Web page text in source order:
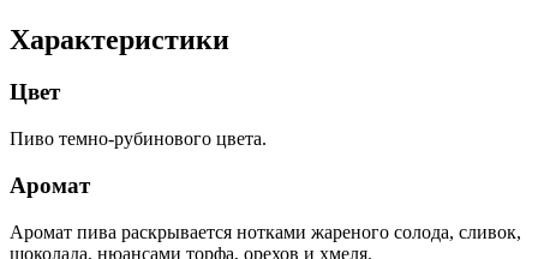
Характеристики
Цвет
Пиво темно-рубинового цвета.
Аромат
Аромат пива раскрывается нотками жареного солода, сливок,
шоколада, нюансами торфа, орехов и хмеля.